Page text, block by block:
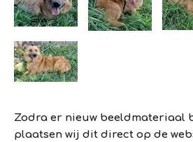
Zodra er nieuw beeldmateriaal
plaatsen wij dit direct op de